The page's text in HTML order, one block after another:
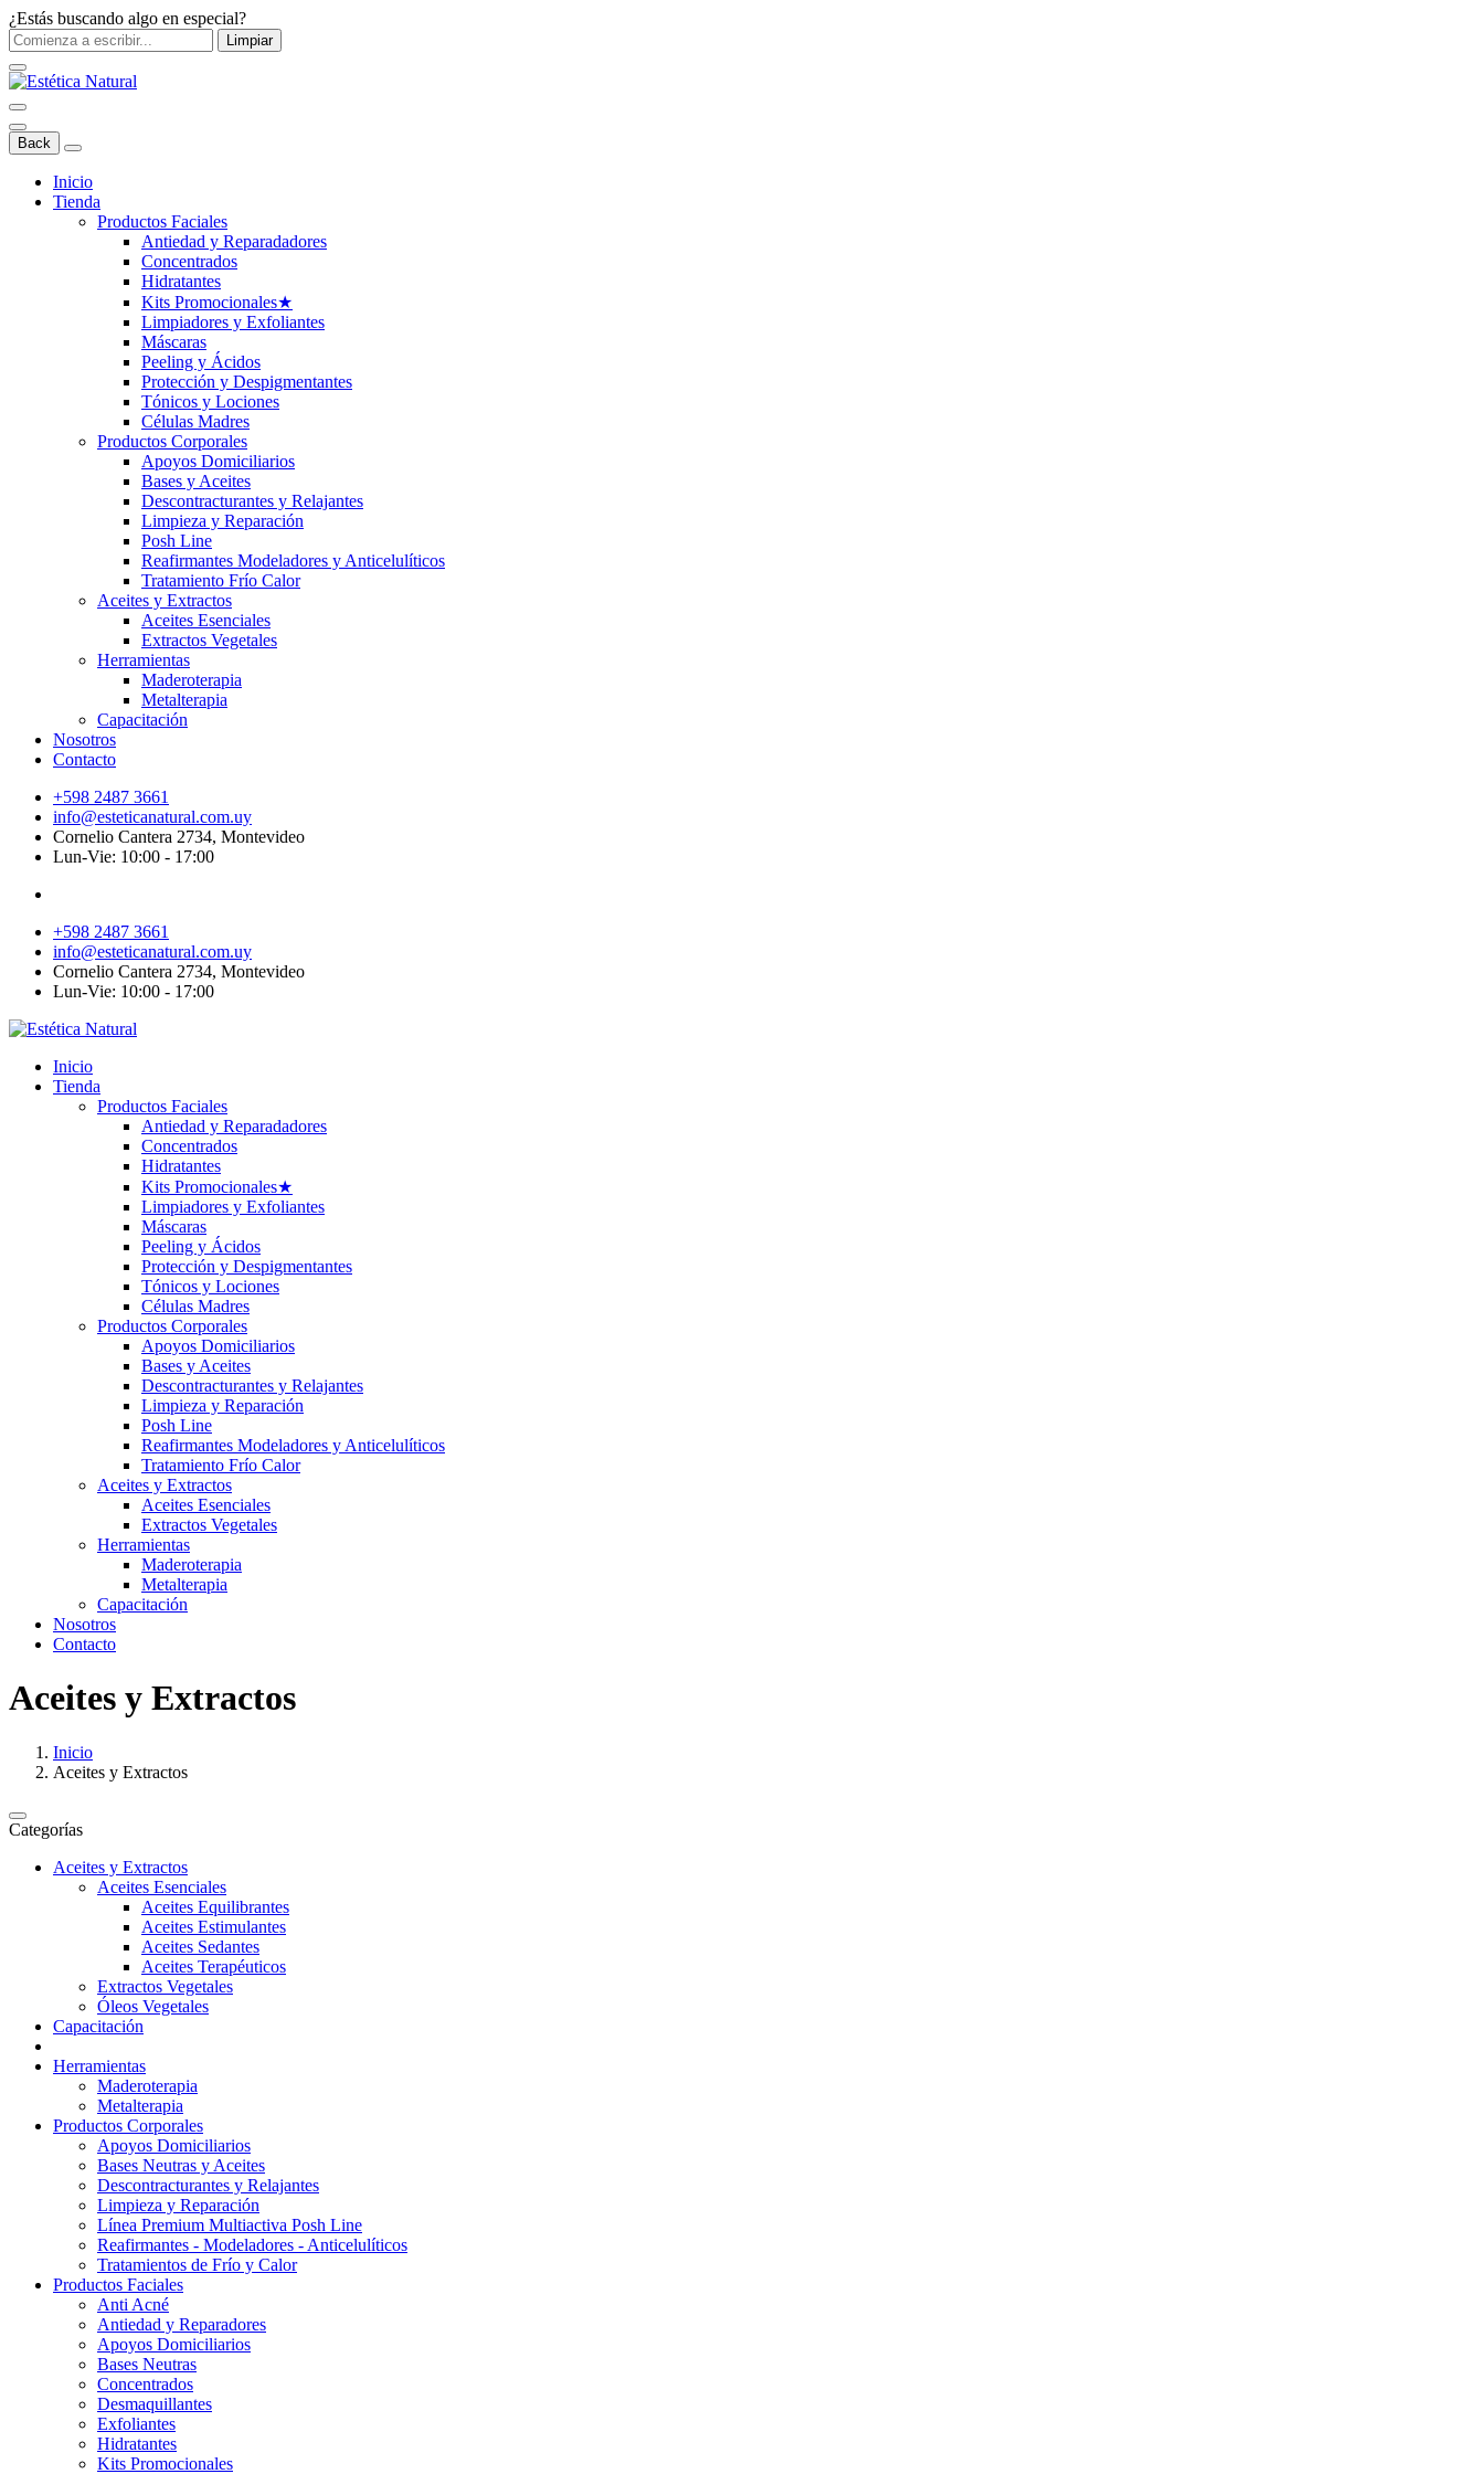
¿Estás buscando algo en especial?
Limpiar
Back
Inicio
Tienda
Productos Faciales
Antiedad y Reparadadores
Concentrados
Hidratantes
Kits Promocionales★
Limpiadores y Exfoliantes
Máscaras
Peeling y Ácidos
Protección y Despigmentantes
Tónicos y Lociones
Células Madres
Productos Corporales
Apoyos Domiciliarios
Bases y Aceites
Descontracturantes y Relajantes
Limpieza y Reparación
Posh Line
Reafirmantes Modeladores y Anticelulíticos
Tratamiento Frío Calor
Aceites y Extractos
Aceites Esenciales
Extractos Vegetales
Herramientas
Maderoterapia
Metalterapia
Capacitación
Nosotros
Contacto
+598 2487 3661
info@esteticanatural.com.uy
Cornelio Cantera 2734, Montevideo
Lun-Vie: 10:00 - 17:00
+598 2487 3661
info@esteticanatural.com.uy
Cornelio Cantera 2734, Montevideo
Lun-Vie: 10:00 - 17:00
Inicio
Tienda
Productos Faciales
Antiedad y Reparadadores
Concentrados
Hidratantes
Kits Promocionales★
Limpiadores y Exfoliantes
Máscaras
Peeling y Ácidos
Protección y Despigmentantes
Tónicos y Lociones
Células Madres
Productos Corporales
Apoyos Domiciliarios
Bases y Aceites
Descontracturantes y Relajantes
Limpieza y Reparación
Posh Line
Reafirmantes Modeladores y Anticelulíticos
Tratamiento Frío Calor
Aceites y Extractos
Aceites Esenciales
Extractos Vegetales
Herramientas
Maderoterapia
Metalterapia
Capacitación
Nosotros
Contacto
Aceites y Extractos
Inicio
Aceites y Extractos
Categorías
Aceites y Extractos
Aceites Esenciales
Aceites Equilibrantes
Aceites Estimulantes
Aceites Sedantes
Aceites Terapéuticos
Extractos Vegetales
Óleos Vegetales
Capacitación
Herramientas
Maderoterapia
Metalterapia
Productos Corporales
Apoyos Domiciliarios
Bases Neutras y Aceites
Descontracturantes y Relajantes
Limpieza y Reparación
Línea Premium Multiactiva Posh Line
Reafirmantes - Modeladores - Anticelulíticos
Tratamientos de Frío y Calor
Productos Faciales
Anti Acné
Antiedad y Reparadores
Apoyos Domiciliarios
Bases Neutras
Concentrados
Desmaquillantes
Exfoliantes
Hidratantes
Kits Promocionales